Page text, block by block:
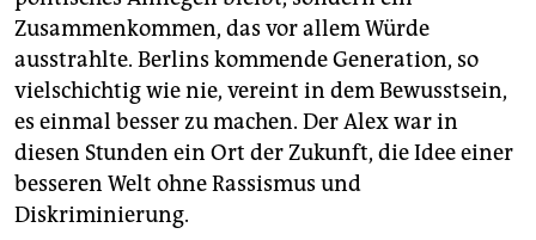
epaper login
Zusammenkommen, das vor allem Würde
ausstrahlte. Berlins kommende Generation, so
vielschichtig wie nie, vereint in dem Bewusstsein,
es einmal besser zu machen. Der Alex war in
diesen Stunden ein Ort der Zukunft, die Idee einer
besseren Welt ohne Rassismus und
Diskriminierung.